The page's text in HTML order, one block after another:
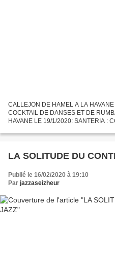
CALLEJON DE HAMEL A LA
COCKTAIL DE DANSES ET DE
HAVANE LE 19/1/2020: SANTERIA :
COCKTAIL DE DANSES ET...
LA SOLITUDE DU
Publié le 16/02/2020 à 19:10
Par jazzaseizheur